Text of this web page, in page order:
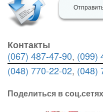
Контакты
(067) 487-47-90, (099)
(048) 770-22-02, (048)
Поделиться в соц.сетях